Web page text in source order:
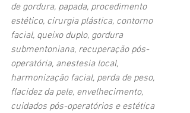
de gordura, papada, procedimento
estético, cirurgia plástica, contorno
facial, queixo duplo, gordura
submentoniana, recuperação pós-
operatória, anestesia local,
harmonização facial, perda de peso,
flacidez da pele, envelhecimento,
cuidados pós-operatórios e estética